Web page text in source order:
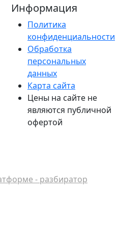
Информация
Политика
конфиденциальности
Обработка
персональных
данных
Карта сайта
Цены на сайте не
являются публичной
офертой
- разбиратор